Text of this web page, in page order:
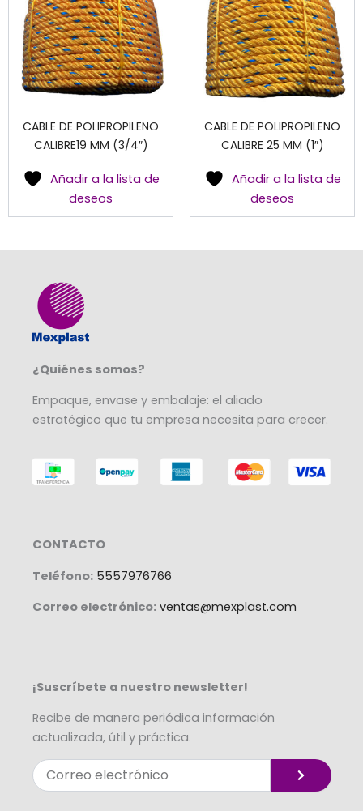
CABLE DE POLIPROPILENO
CALIBRE19 MM (3/4″)
Añadir a la lista de
deseos
CABLE DE POLIPROPILENO
CALIBRE 25 MM (1″)
Añadir a la lista de
deseos
¿Quiénes somos?
Empaque, envase y embalaje: el aliado
estratégico que tu empresa necesita para crecer.
CONTACTO
Teléfono: 5557976766
Correo electrónico: ventas@mexplast.com
¡Suscríbete a nuestro newsletter!
Recibe de manera periódica información
actualizada, útil y práctica.
Correo
electrónico
Enviar